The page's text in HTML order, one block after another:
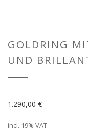
GOLDRING
UND
1.290,00 €
incl. 19% VAT